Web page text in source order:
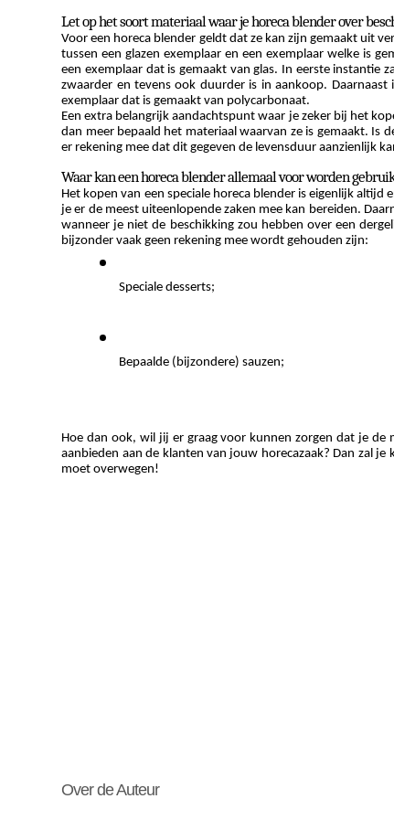
Let op het soort materiaal waar je horeca blender over
Voor een horeca blender geldt dat ze kan zijn gemaakt uit
tussen een glazen exemplaar en een exemplaar welke is
een exemplaar dat is gemaakt van glas. In eerste instantie
zwaarder en tevens ook duurder is in aankoop.
exemplaar dat is gemaakt van polycarbonaat.
Een extra belangrijk aandachtspunt waar je zeker bij het
dan meer bepaald het materiaal waarvan ze is gemaakt. Is
er rekening mee dat dit gegeven de levensduur aanzienlijk
Waar kan een horeca blender allemaal voor worden
Het kopen van een speciale horeca blender is eigenlijk
je er de meest uiteenlopende zaken mee kan bereiden.
wanneer je niet de beschikking zou hebben over een
bijzonder vaak geen rekening mee wordt gehouden zijn:
Speciale desserts;
Bepaalde (bijzondere) sauzen;
Hoe dan ook, wil jij er graag voor kunnen zorgen dat je de
aanbieden aan de klanten van jouw horecazaak? Dan zal
moet overwegen!
Over de Auteur